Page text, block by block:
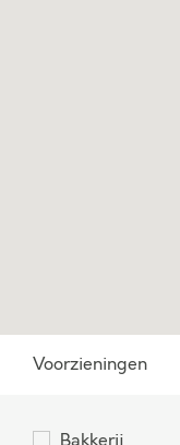
Voorzieningen
Bakkerij